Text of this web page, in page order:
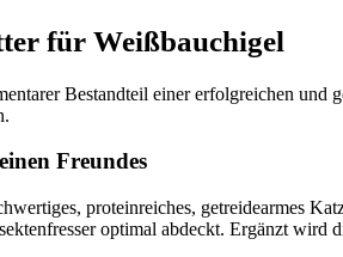
für Weißbauchigel
Bestandteil einer erfolgreichen und
Freundes
proteinreiches, getreidearmes
optimal abdeckt. Ergänzt wird